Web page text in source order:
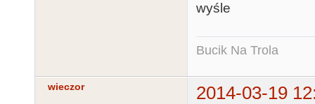
wyśle
Bucik Na Trola
wieczor 2014-03-19